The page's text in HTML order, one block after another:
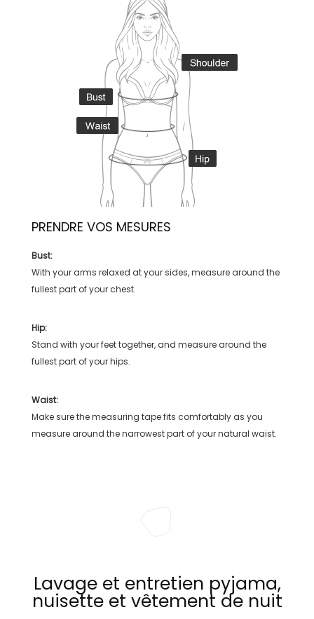
PRENDRE VOS MESURES
Bust:
With your arms relaxed at your sides, measure around the
fullest part of your chest.
Hip:
Stand with your feet together, and measure around the
fullest part of your hips.
Waist:
Make sure the measuring tape fits comfortably as you
measure around the narrowest part of your natural waist.
Lavage et entretien pyjama,
nuisette et vêtement de nuit